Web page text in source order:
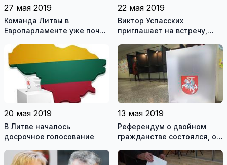
27 мая 2019
Команда Литвы в
Европарламенте уже почти
22 мая 2019
Виктор Успасских
приглашает на встречу,
полезной для каждого
20 мая 2019
В Литве началось
досрочное голосование
13 мая 2019
Референдум о двойном
гражданстве состоялся, о
парламентариев считается